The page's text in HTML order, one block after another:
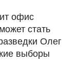
офис
стать
Олег
выборы